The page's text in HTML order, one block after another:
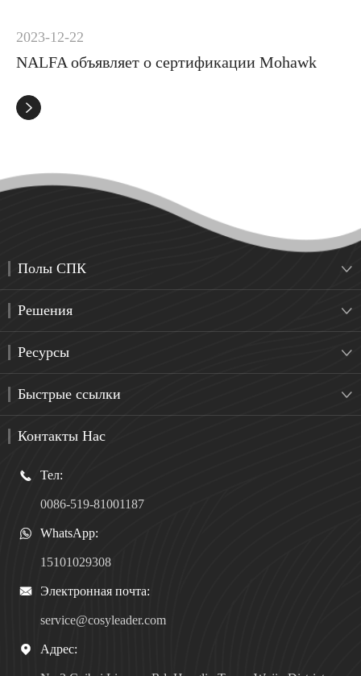
2023-12-22
NALFA объявляет о сертификации Mohawk

Полы СПК 
Решения 
Ресурсы 
Быстрые ссылки 
Контакты Нас
 Тел:
0086-519-81001187
 WhatsApp:
15101029308
 Электронная почта:
service@cosyleader.com
 Адрес: